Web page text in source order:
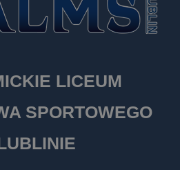
LICEUM
SPORTOWEGO